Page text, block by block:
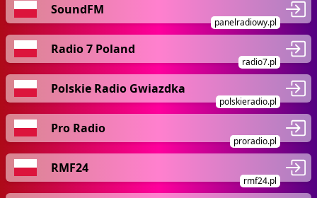
SoundFM
panelradiowy.pl
Radio 7 Poland
radio7.pl
Polskie Radio Gwiazdka
polskieradio.pl
Pro Radio
proradio.pl
RMF24
rmf24.pl